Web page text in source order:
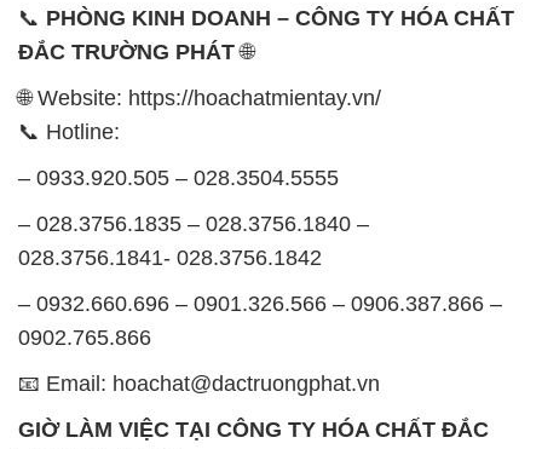
📞 PHÒNG KINH DOANH – CÔNG TY HÓA CHẤT
ĐẮC TRƯỜNG PHÁT🌐
🌐 Website: https://hoachatmientay.vn/
📞 Hotline:
– 0933.920.505 – 028.3504.5555
– 028.3756.1835 – 028.3756.1840 –
028.3756.1841- 028.3756.1842
– 0932.660.696 – 0901.326.566 – 0906.387.866 –
0902.765.866
📧 Email: hoachat@dactruongphat.vn
GIỜ LÀM VIỆC TẠI CÔNG TY HÓA CHẤT ĐẮC